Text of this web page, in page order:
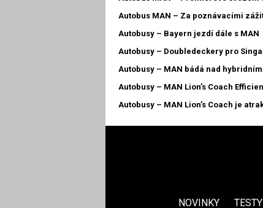
Autobus MAN – Za poznávacími
Autobusy – Bayern jezdí dále s MAN
Autobusy – Doubledeckery pro
Autobusy – MAN bádá nad
Autobusy – MAN Lion’s Coach
Autobusy – MAN Lion’s Coach je
NOVINKY TESTY